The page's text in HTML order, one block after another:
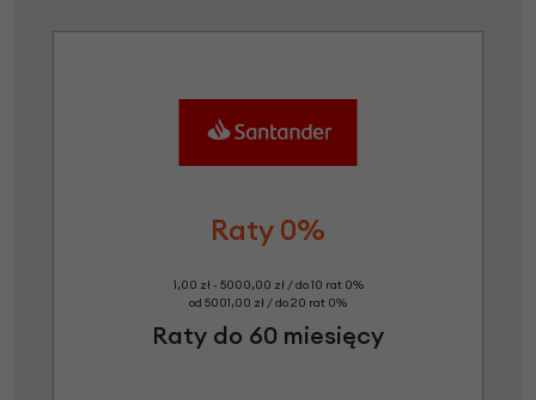
Raty 0%
1,00 zł - 5000,00 zł / do 10 rat 0%
od 5001,00 zł / do 20 rat 0%
Raty do 60 miesięcy